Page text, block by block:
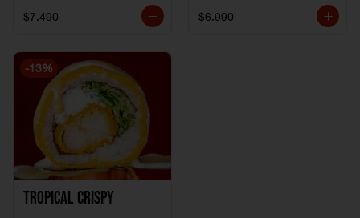
$7.490 $6.990
-13%
Tropical crispy